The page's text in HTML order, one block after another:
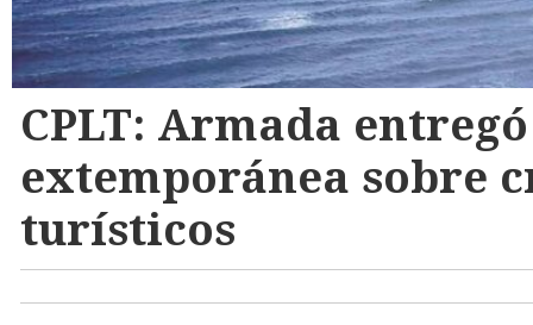
CPLT: Armada
extemporánea sobre
turísticos